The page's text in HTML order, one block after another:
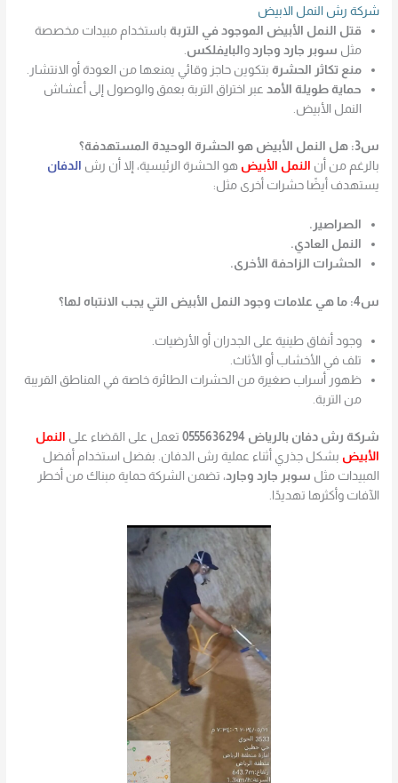
شركة رش النمل الابيض
قتل النمل الأبيض الموجود في التربة باستخدام مبيدات مخصصة
مثل سوبر جارد وجارد و البايفلكس
منع تكاثر الحشرة بتكوين حاجز وقائي يمنعها من العودة أو الانتشار.
حماية طويلة الأمد عبر اختراق التربة بعمق والوصول إلى أعشاش
النمل الأبيض.
س3: هل النمل الأبيض هو الحشرة الوحيدة المستهدفة؟
بالرغم من أن النمل الأبيض هو الحشرة الرئيسية، إلا أن رش الدفان
يستهدف أيضًا حشرات أخرى مثل:
الصراصير.
النمل العادي.
الحشرات الزاحفة الأخرى.
س4: ما هي علامات وجود النمل الأبيض التي يجب الانتباه لها؟
وجود أنفاق طينية على الجدران أو الأرضيات.
تلف في الأخشاب أو الأثاث.
ظهور أسراب صغيرة من الحشرات الطائرة خاصة في المناطق القريبة
من التربة.
شركة رش دفان بالرياض 0555636294 تعمل على القضاء على النمل
الأبيض بشكل جذري أثناء عملية رش الدفان. بفضل استخدام أفضل
المبيدات مثل سوبر جارد وجارد، تضمن الشركة حماية مبناك من أخطر
الآفات وأكثرها تهديدًا.